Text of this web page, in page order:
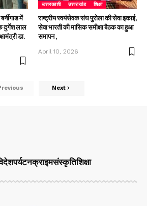
में
दुर्गेश लाल
डा.
उत्तरकाशी उत्तराखंड शिक्षा
राष्ट्रीय स्वयंसेवक संघ पुरोला की सेवा इकाई,
सेवा भारती की मासिक समीक्षा बैठक का हुआ
समापन ,
April 10, 2026
Next
पर्यटनक्राइमसंस्कृतिशिक्षा